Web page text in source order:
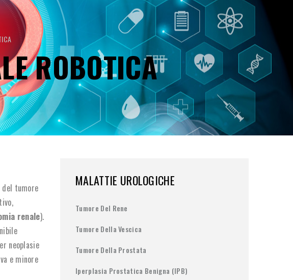
ROBOTICA
tumore
renale).
neoplasie
e minore
MALATTIE UROLOGICHE
Tumore Del Rene
Tumore Della Vescica
Tumore Della Prostata
Iperplasia Prostatica Benigna (IPB)